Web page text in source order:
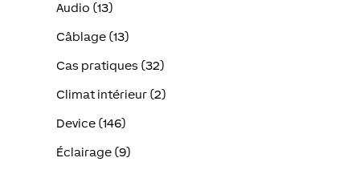
Audio (13)
Câblage (13)
Cas pratiques (32)
Climat intérieur (2)
Device (146)
Éclairage (9)